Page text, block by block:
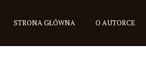
STRONA GŁÓWNA O AUTORCE